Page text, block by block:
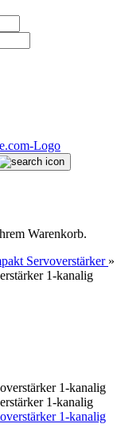
Warenkorb.
Servoverstärker »
1-kanalig
1-kanalig